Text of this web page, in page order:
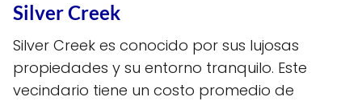
Silver Creek
Silver Creek es conocido por sus lujosas
propiedades y su entorno tranquilo. Este
vecindario tiene un costo promedio de